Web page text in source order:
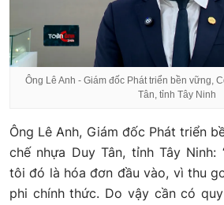
Ông Lê Anh - Giám đốc Phát triển bền vững,
Tân, tỉnh Tây Ninh
Ông Lê Anh, Giám đốc Phát triển
chế nhựa Duy Tân, tỉnh Tây Ninh:
tôi đó là hóa đơn đầu vào, vì thu
phi chính thức. Do vậy cần có